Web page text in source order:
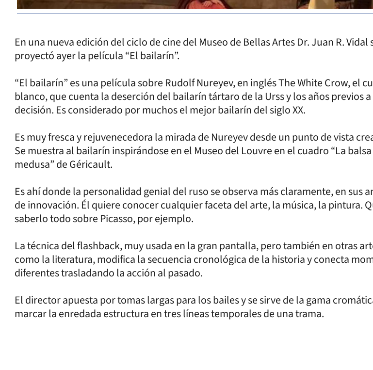
En una nueva edición del ciclo de cine del Museo de Bellas Artes Dr. Juan R. Vidal
proyectó ayer la película “El bailarín”.
“El bailarín” es una película sobre Rudolf Nureyev, en inglés The White Crow, el
blanco, que cuenta la deserción del bailarín tártaro de la Urss y los años previos a
decisión. Es considerado por muchos el mejor bailarín del siglo XX.
Es muy fresca y rejuvenecedora la mirada de Nureyev desde un punto de vista
Se muestra al bailarín inspirándose en el Museo del Louvre en el cuadro “La
medusa” de Géricault.
Es ahí donde la personalidad genial del ruso se observa más claramente, en sus
de innovación. Él quiere conocer cualquier faceta del arte, la música, la pintura.
saberlo todo sobre Picasso, por ejemplo.
La técnica del flashback, muy usada en la gran pantalla, pero también en otras
como la literatura, modifica la secuencia cronológica de la historia y conecta
diferentes trasladando la acción al pasado.
El director apuesta por tomas largas para los bailes y se sirve de la gama
marcar la enredada estructura en tres líneas temporales de una trama.